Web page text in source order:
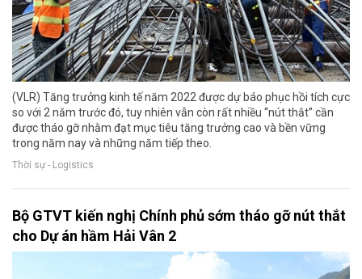
(VLR) Tăng trưởng kinh tế năm 2022 được dự báo phục hồi tích cực
so với 2 năm trước đó, tuy nhiên vẫn còn rất nhiều “nút thắt” cần
được tháo gỡ nhằm đạt mục tiêu tăng trưởng cao và bền vững
trong năm nay và những năm tiếp theo.
Thời sự - Logistics
Bộ GTVT kiến nghị Chính phủ sớm tháo gỡ nút thắt
cho Dự án hầm Hải Vân 2